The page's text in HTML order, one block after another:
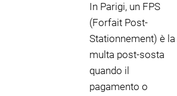
In Parigi, un FPS
(Forfait Post-
Stationnement) è la
multa post-sosta
quando il
pagamento o